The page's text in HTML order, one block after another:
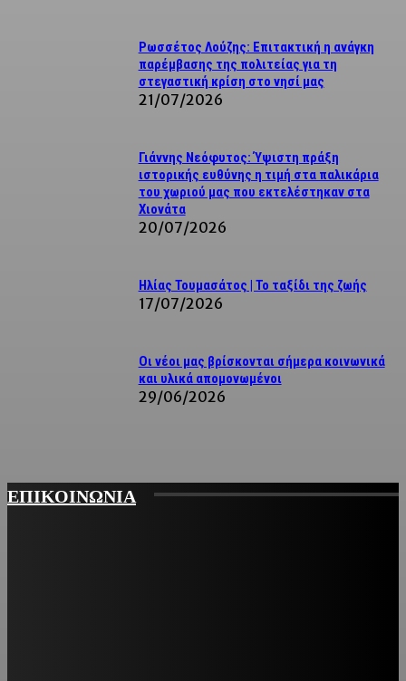
Ρωσσέτος Λούζης: Επιτακτική η ανάγκη
παρέμβασης της πολιτείας για τη
στεγαστική κρίση στο νησί μας
21/07/2026
Γιάννης Νεόφυτος: Ύψιστη πράξη
ιστορικής ευθύνης η τιμή στα παλικάρια
του χωριού μας που εκτελέστηκαν στα
Χιονάτα
20/07/2026
Ηλίας Τουμασάτος | Το ταξίδι της ζωής
17/07/2026
Οι νέοι μας βρίσκονται σήμερα κοινωνικά
και υλικά απομονωμένοι
29/06/2026
ΕΠΙΚΟΙΝΩΝΙΑ